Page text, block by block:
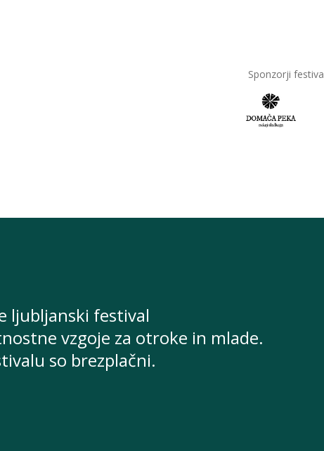
Sponzorji
ljubljanski festival
vzgoje za otroke in mlade.
so brezplačni.